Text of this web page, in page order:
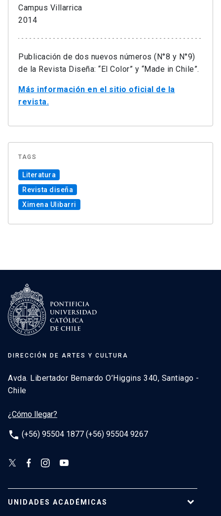
Campus Villarrica
2014
Publicación de dos nuevos números (N°8 y N°9)
de la Revista Diseña: “El Color” y “Made in Chile”.
Más información en el sitio oficial de la
revista.
TAGS
Literatura
Revista diseña
Ximena Ulibarri
DIRECCIÓN DE ARTES Y CULTURA
Avda. Libertador Bernardo O’Higgins 340, Santiago -
Chile
¿Cómo llegar?
phone (+56) 95504 1877 (+56) 95504 9267
UNIDADES ACADÉMICAS